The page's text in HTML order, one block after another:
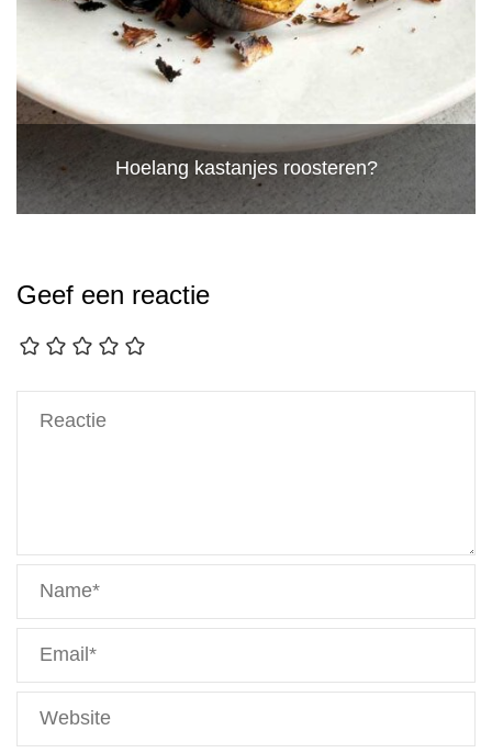
Hoelang kastanjes roosteren?
Geef een reactie